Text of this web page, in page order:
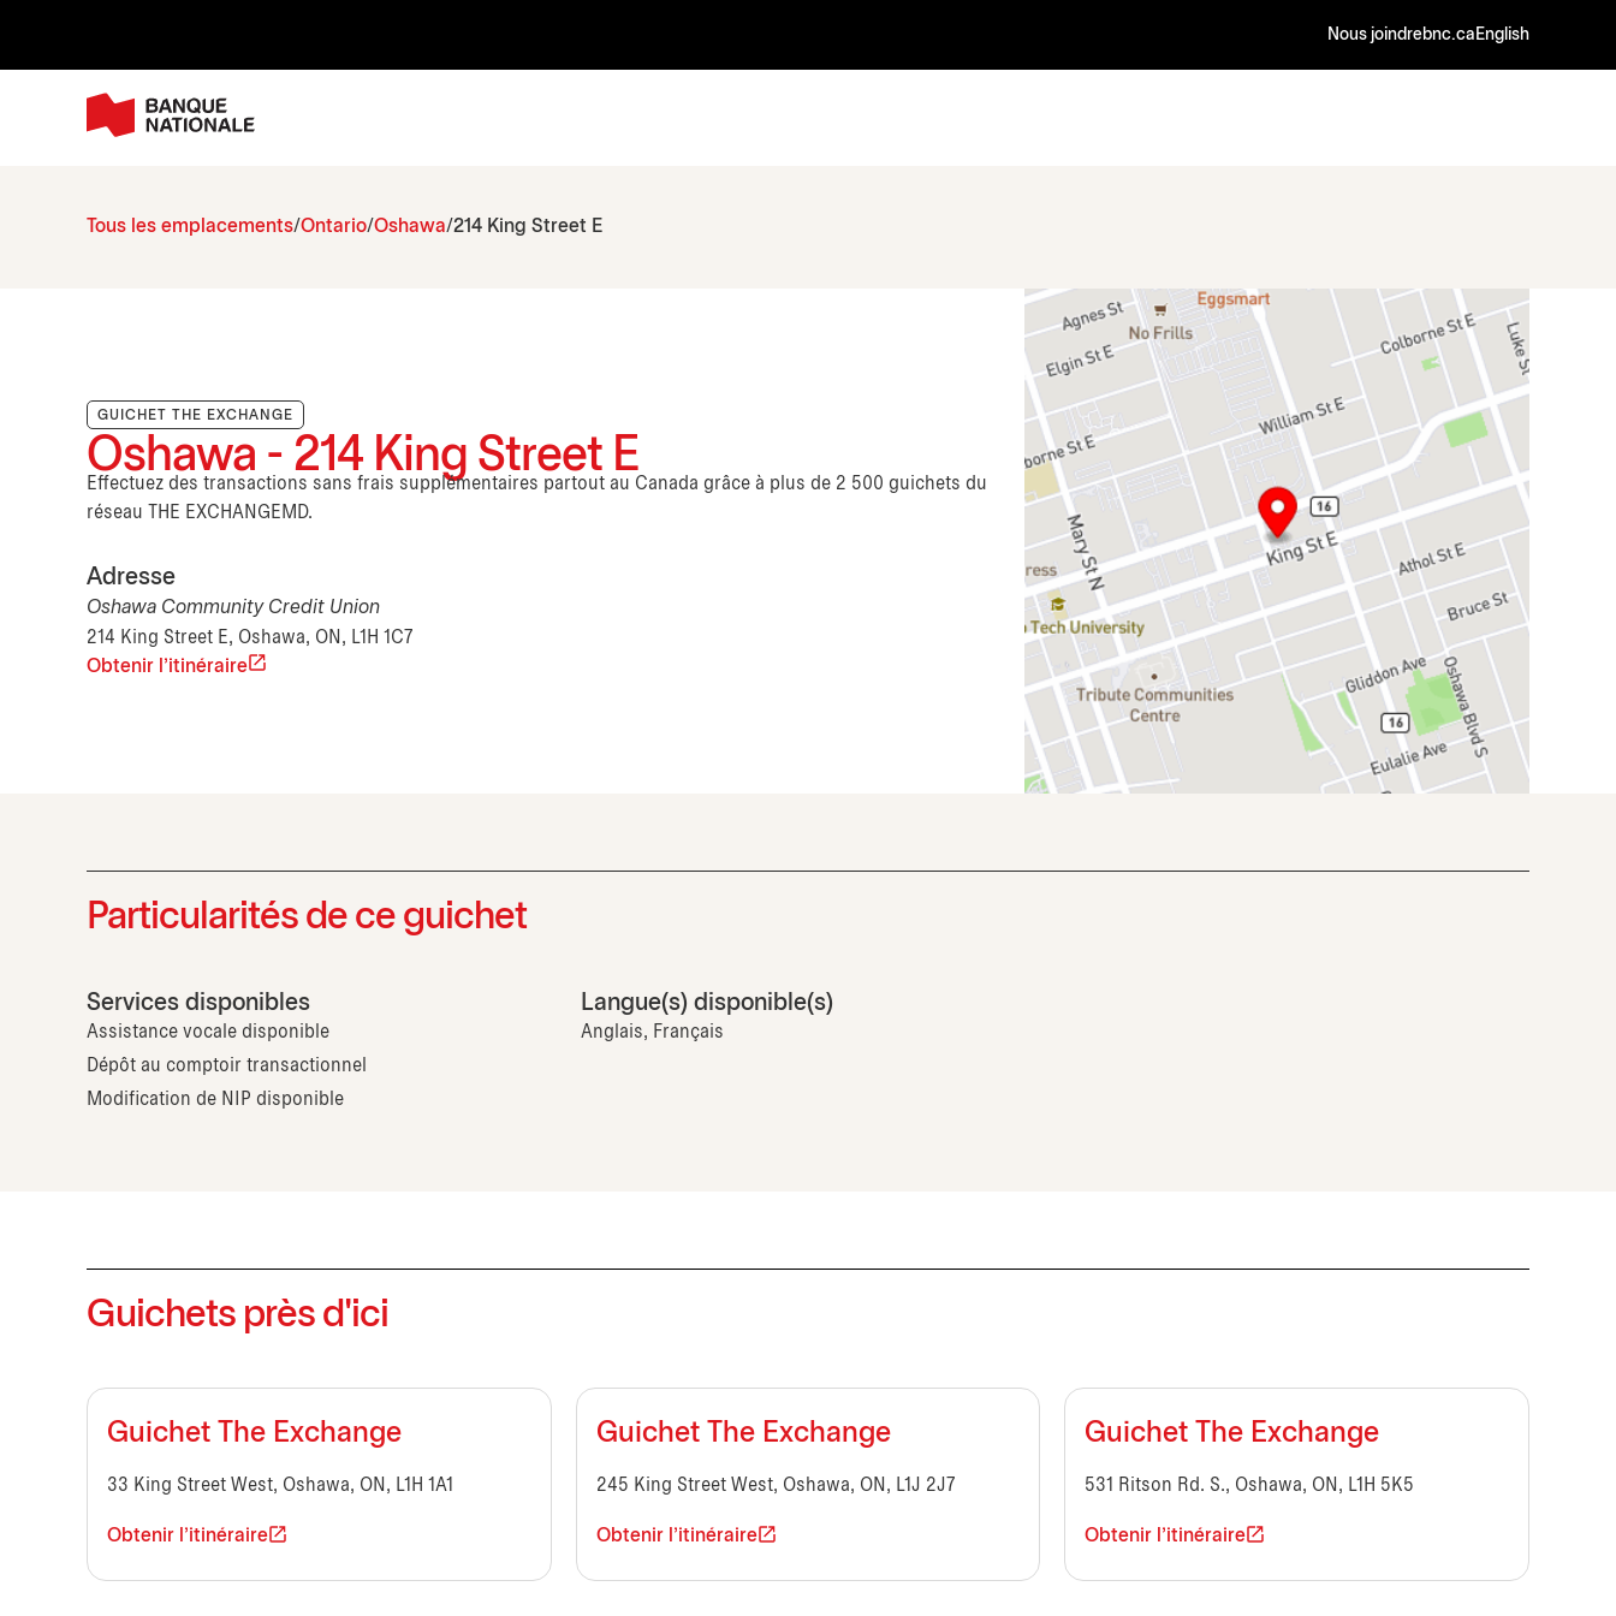
Nous joindrebnc.ca English
Tous les emplacements Ontario Oshawa 214 King Street E
GUICHET THE EXCHANGE
Oshawa - 214 King Street E
Effectuez des transactions sans frais supplémentaires partout au Canada grâce à plus de 2 500 guichets du
réseau THE EXCHANGEMD.
Adresse
Oshawa Community Credit Union
214 King Street E, Oshawa, ON, L1H 1C7
Obtenir l'itinéraire
Particularités de ce guichet
Services disponibles
Assistance vocale disponible
Dépôt au comptoir transactionnel
Modification de NIP disponible
Langue(s) disponible(s)
Anglais, Français
Guichets près d'ici
Guichet The Exchange
33 King Street West, Oshawa, ON, L1H 1A1
Obtenir l'itinéraire
Guichet The Exchange
245 King Street West, Oshawa, ON, L1J 2J7
Obtenir l'itinéraire
Guichet The Exchange
531 Ritson Rd. S., Oshawa, ON, L1H 5K5
Obtenir l'itinéraire